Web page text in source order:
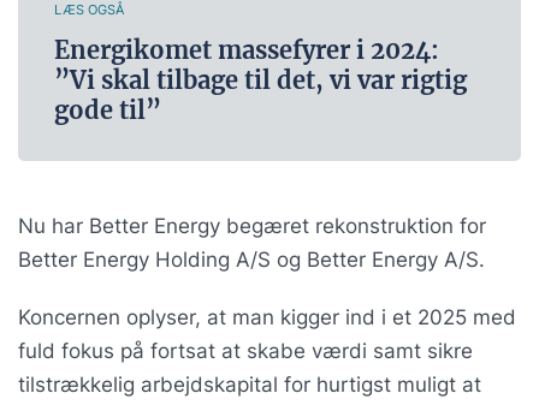
LÆS OGSÅ
Energikomet massefyrer i 2024:
”Vi skal tilbage til det, vi var rigtig
gode til”
Nu har Better Energy begæret rekonstruktion for
Better Energy Holding A/S og Better Energy A/S.
Koncernen oplyser, at man kigger ind i et 2025 med
fuld fokus på fortsat at skabe værdi samt sikre
tilstrækkelig arbejdskapital for hurtigst muligt at